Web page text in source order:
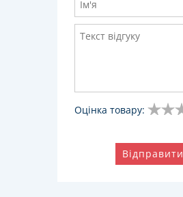
Оцінка товару:
Відправити